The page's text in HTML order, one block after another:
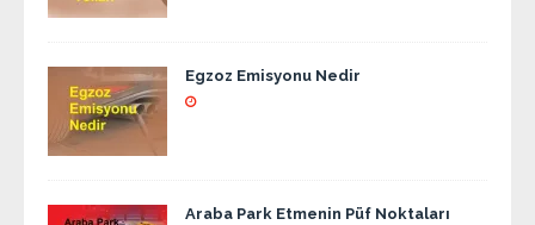
Egzoz Emisyonu Nedir
Araba Park Etmenin Püf Noktaları